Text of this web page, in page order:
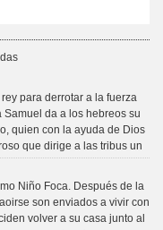
para derrotar a la fuerza
da a los hebreos su
quien con la ayuda de Dios
que dirige a las tribus un
Niño Foca. Después de la
son enviados a vivir con
volver a su casa junto al